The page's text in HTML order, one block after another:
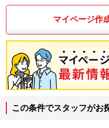
マイページ作
この条件でスタッフがお